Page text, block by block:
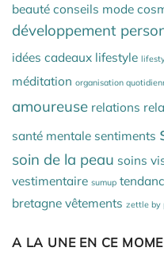
beauté conseils mode
développement
idées cadeaux lifestyle
méditation organisation
amoureuse relations
santé mentale sentiments
soin de la peau soins
vestimentaire sumup
bretagne vêtements zettle by
A LA UNE EN CE